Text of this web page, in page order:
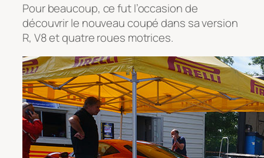
Pour beaucoup, ce fut l’occasion de
découvrir le nouveau coupé dans sa version
R, V8 et quatre roues motrices.